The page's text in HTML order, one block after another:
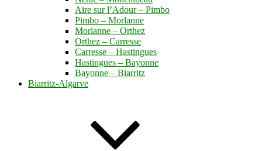
Aire sur l’Adour – Pimbo
Pimbo – Morlanne
Morlanne – Orthez
Orthez – Carresse
Carresse – Hastingues
Hastingues – Bayonne
Bayonne – Biarritz
Biarritz-Algarve